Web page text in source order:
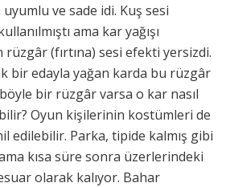
uyumlu ve sade idi. Kuş sesi
ama kar yağışı
(fırtına) sesi efekti yersizdi.
bir edayla yağan karda bu rüzgâr
bir rüzgâr varsa o kar nasıl
Oyun kişilerinin kostümleri de
edilebilir. Parka, tipide kalmış gibi
kısa süre sonra üzerlerindeki
olarak kalıyor. Bahar